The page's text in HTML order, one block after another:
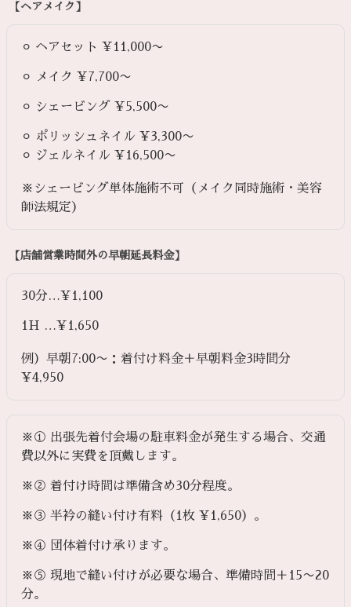
【ヘアメイク】
⚪︎ ヘアセット ¥11,000〜
⚪︎ メイク ¥7,700〜
⚪︎ シェービング ¥5,500〜
⚪︎ ポリッシュネイル ¥3,300〜
⚪︎ ジェルネイル ¥16,500〜
※シェービング単体施術不可（メイク同時施術・美容
師法規定）
【店舗営業時間外の早朝延長料金】
30分…¥1,100
1H …¥1,650
例）早朝7:00〜：着付け料金＋早朝料金3時間分
¥4,950
※① 出張先着付会場の駐車料金が発生する場合、交通
費以外に実費を頂戴します。
※② 着付け時間は準備含め30分程度。
※③ 半衿の縫い付け有料（1枚 ¥1,650）。
※④ 団体着付け承ります。
※⑤ 現地で縫い付けが必要な場合、準備時間＋15〜20
分。